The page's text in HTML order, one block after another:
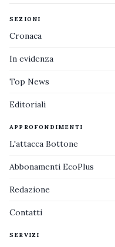
SEZIONI
Cronaca
In evidenza
Top News
Editoriali
APPROFONDIMENTI
L'attacca Bottone
Abbonamenti EcoPlus
Redazione
Contatti
SERVIZI